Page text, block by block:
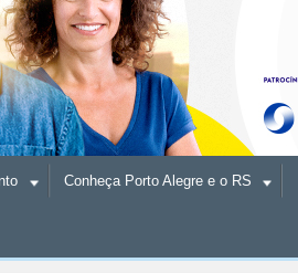
Conheça Porto Alegre e o RS